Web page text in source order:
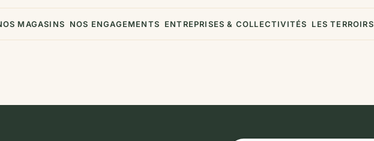
MAGASINS NOS ENGAGEMENTS ENTREPRISES & COLLECTIVITÉS LES TERROIRS